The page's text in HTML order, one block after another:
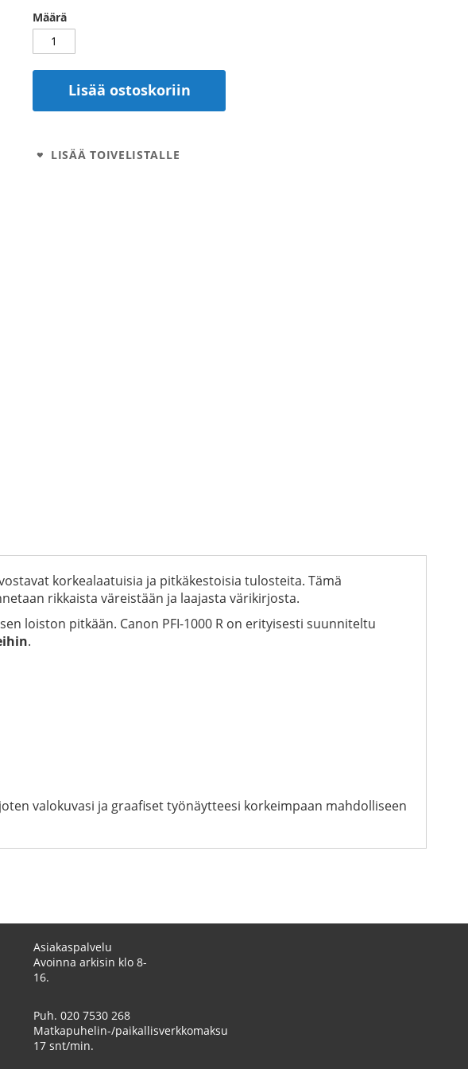
Määrä
Lisää ostoskoriin
LISÄÄ TOIVELISTALLE
korkealaatuisia ja pitkäkestoisia tulosteita. Tämä
rikkaista väreistään ja laajasta värikirjosta.
loiston pitkään. Canon PFI-1000 R on erityisesti suunniteltu
.
valokuvasi ja graafiset työnäytteesi korkeimpaan mahdolliseen
Asiakaspalvelu
Avoinna arkisin klo 8-
16.
Puh. 020 7530 268
Matkapuhelin-/paikallisverkkomaksu
17 snt/min.